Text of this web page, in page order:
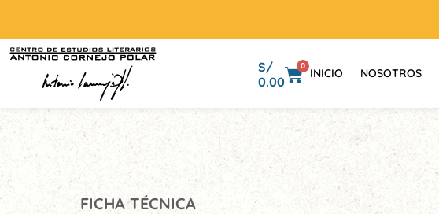
S/
0.00
0
INICIO NOSOTROS
FICHA TÉCNICA